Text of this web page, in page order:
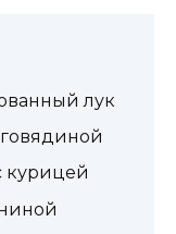
лук
курицей